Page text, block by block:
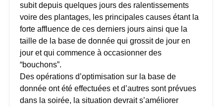
subit depuis quelques jours des ralentissements
voire des plantages, les principales causes étant la
forte affluence de ces derniers jours ainsi que la
taille de la base de donnée qui grossit de jour en
jour et qui commence à occasionner des
“bouchons”.
Des opérations d’optimisation sur la base de
donnée ont été effectuées et d’autres sont prévues
dans la soirée, la situation devrait s’améliorer